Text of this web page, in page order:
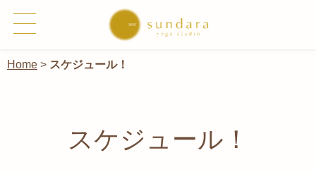
Home > スケジュール！
スケジュール！